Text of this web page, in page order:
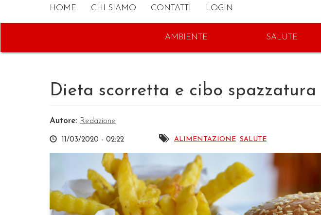
HOME CHI SIAMO CONTATTI LOGIN
AMBIENTE SALUTE
Dieta scorretta e cibo
Autore: Redazione
11/03/2020 - 02:22 ALIMENTAZIONE SALUTE